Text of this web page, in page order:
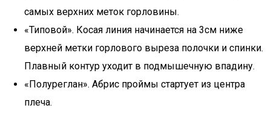
самых верхних меток горловины.
«Типовой». Косая линия начинается на 3см ниже
верхней метки горлового выреза полочки и спинки.
Плавный контур уходит в подмышечную впадину.
«Полуреглан». Абрис проймы стартует из центра
плеча.